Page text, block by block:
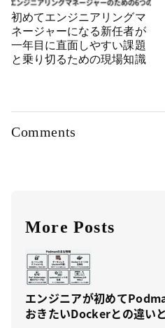
初めてエンジニアリングマ
ネージャーになる新任者が
一年目に直面しやすい課題
と乗り切るための現場知識
Comments
More Posts
エンジニアが初めて
おきたいDockerとの違い